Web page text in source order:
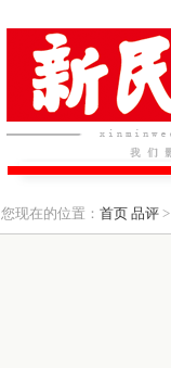
您现在的位置： 首页 品评>